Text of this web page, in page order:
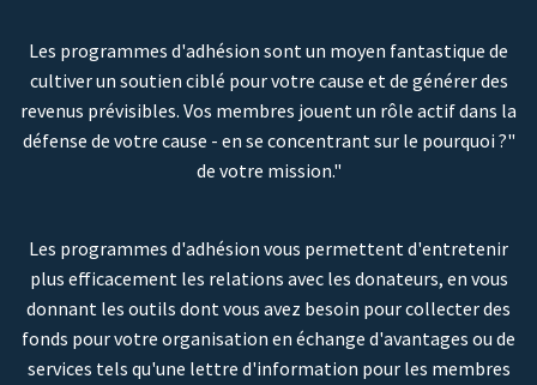
Les programmes d'adhésion sont un moyen fantastique de
cultiver un soutien ciblé pour votre cause et de générer des
revenus prévisibles. Vos membres jouent un rôle actif dans la
défense de votre cause - en se concentrant sur le pourquoi ?"
de votre mission."
Les programmes d'adhésion vous permettent d'entretenir
plus efficacement les relations avec les donateurs, en vous
donnant les outils dont vous avez besoin pour collecter des
fonds pour votre organisation en échange d'avantages ou de
services tels qu'une lettre d'information pour les membres